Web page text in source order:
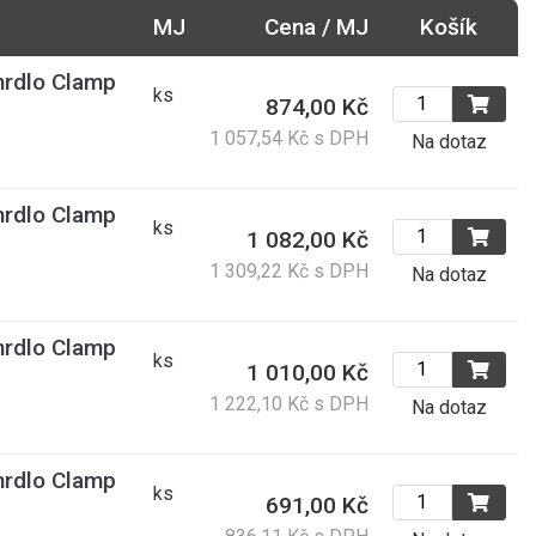
MJ Cena / MJ
Košík
Clamp
ks 874,00 Kč
1 057,54 Kč s DPH Na dotaz
Clamp ks 1 082,00 Kč
1 309,22 Kč s DPH Na dotaz
Clamp ks 1 010,00 Kč
1 222,10 Kč s DPH Na dotaz
Clamp ks 691,00 Kč